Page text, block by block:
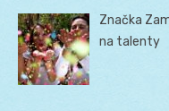
Značka
na talenty